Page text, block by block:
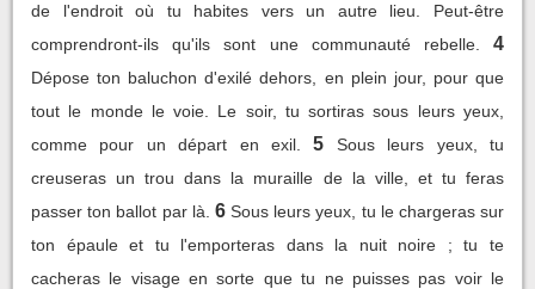
de l'endroit où tu habites vers un autre lieu. Peut-être
comprendront-ils qu'ils sont une communauté rebelle.
4
Dépose ton baluchon d'exilé dehors, en plein jour, pour que
tout le monde le voie. Le soir, tu sortiras sous leurs yeux,
comme pour un départ en exil.
5
Sous leurs yeux, tu
creuseras un trou dans la muraille de la ville, et tu feras
passer ton ballot par là. 6 Sous leurs yeux, tu le chargeras sur
ton épaule et tu l'emporteras dans la nuit noire ; tu te
cacheras le visage en sorte que tu ne puisses pas voir le